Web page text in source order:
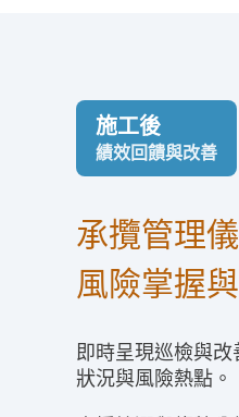
施工後
績效回饋與改善
承攬管理
風險掌握
即時呈現巡檢與
狀況與風險熱點。